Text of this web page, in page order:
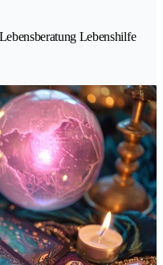
Lebenshilfe